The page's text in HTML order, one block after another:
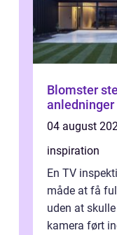
Blomster stenløse
04 august
inspiration
En TV
måde at få
uden at
kamera ført